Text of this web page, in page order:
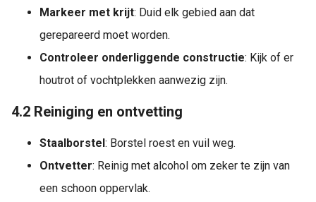
Markeer met krijt: Duid elk gebied aan dat
gerepareerd moet worden.
Controleer onderliggende constructie: Kijk of er
houtrot of vochtplekken aanwezig zijn.
4.2 Reiniging en ontvetting
Staalborstel: Borstel roest en vuil weg.
Ontvetter: Reinig met alcohol om zeker te zijn van
een schoon oppervlak.